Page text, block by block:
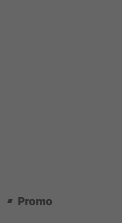
Promo